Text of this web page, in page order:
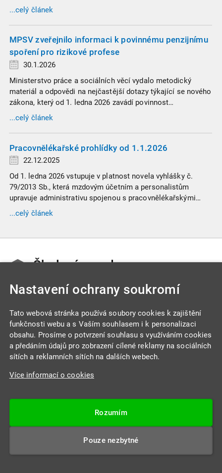
propojuje sociální správu, finanční úřady a úřady práce do
jednoho nekompromisního celku
...celý článek
MPSV zveřejnilo informaci k povinnému penzijnímu
spoření pro rizikové profese
30.1.2026
Ministerstvo práce a sociálních věcí vydalo metodický
materiál a odpovědi na nejčastější dotazy týkající se nového
zákona, který od 1. ledna 2026 zavádí povinnost
zaměstnavatelů přispívat na spoření na stáří zaměstnancům
v náročných profesích.
...celý článek
Pracovnělékařské prohlídky od 1.1.2026
22.12.2025
Od 1. ledna 2026 vstupuje v platnost novela vyhlášky č.
79/2013 Sb., která mzdovým účetním a personalistům
upravuje administrativu spojenou s pracovnělékařskými
prohlídkami. Vybrali jsme tři zásadní změny, které ovlivní
vaši každodenní praxi, a stručný přehled ostatních novinek.
...celý článek
Školení mezd a
personalistiky
2.11.2026
Cestovní náhrady od A do Z - prakticky, s
příklady a aktuální judikaturou
Jaroslava Pfeilerová
příklady a aktuální judikaturou
Nastavení ochrany soukromí
Tato webová stránka používá soubory cookies k zajištění
funkčnosti webu a s Vaším souhlasem i k personalizaci
obsahu. Prosíme o potvrzení souhlasu s využíváním cookies
a předáním údajů pro zobrazení cílené reklamy na sociálních
sítích a reklamních sítích na dalších webech.
Více informací o cookies
Rozumím
Pouze nezbytné